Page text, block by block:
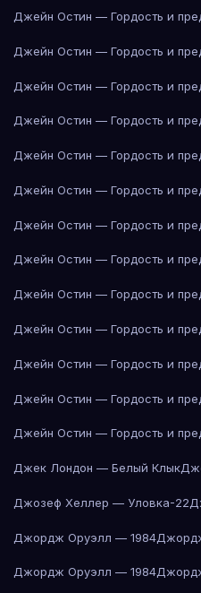
Джейн Остин — Гордость и
Джейн Остин — Гордость и
Джейн Остин — Гордость и
Джейн Остин — Гордость и
Джейн Остин — Гордость и
Джейн Остин — Гордость и
Джейн Остин — Гордость и
Джейн Остин — Гордость и
Джейн Остин — Гордость и
Джейн Остин — Гордость и
Джейн Остин — Гордость и
Джейн Остин — Гордость и
Джейн Остин — Гордость и
Джек Лондон — Белый Клык
Джозеф Хеллер — Уловка-22
Джордж Оруэлл — 1984
Джордж Оруэлл — 1984